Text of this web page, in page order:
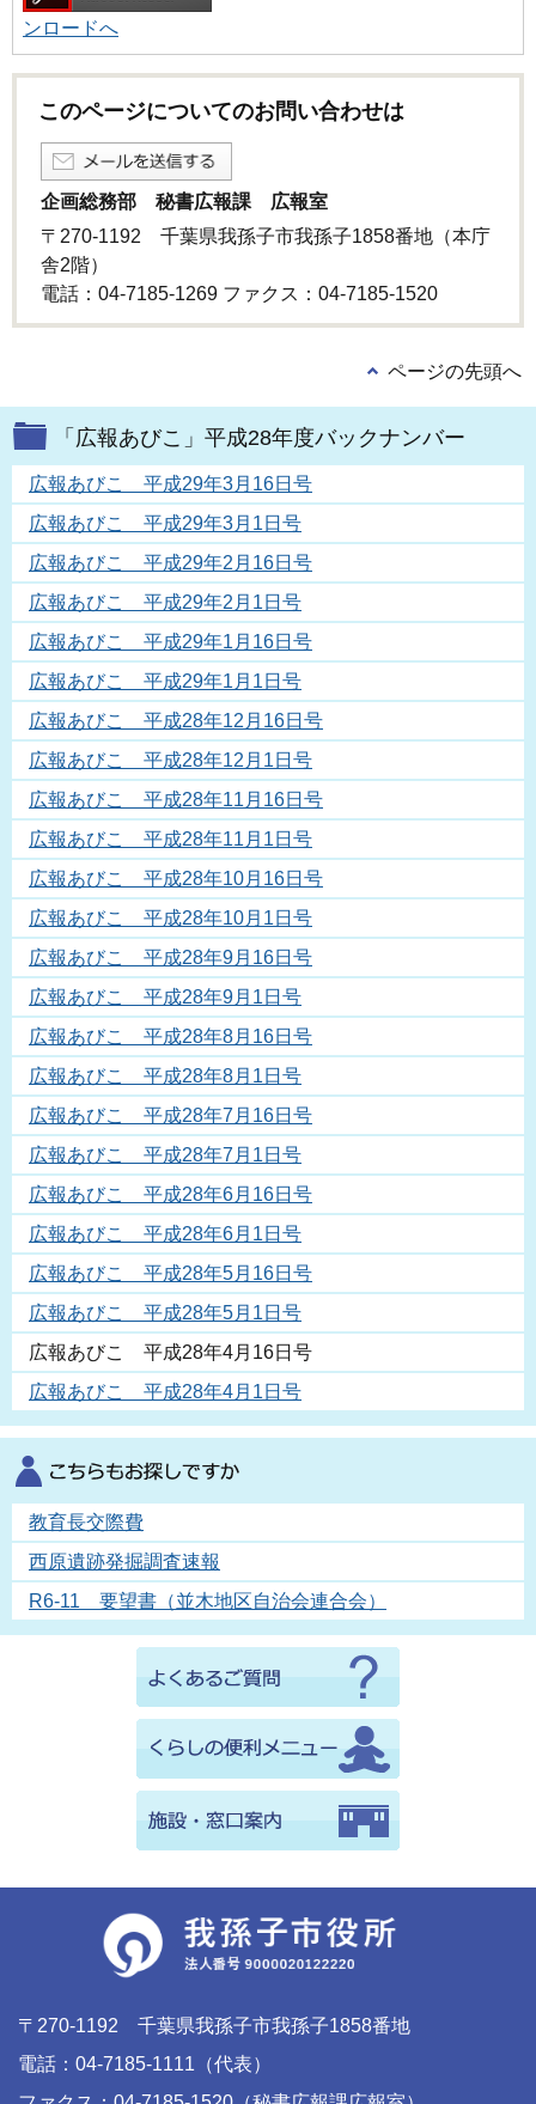
ンロードへ
このページについてのお問い合わせは
企画総務部 秘書広報課 広報室
〒270-1192 千葉県我孫子市我孫子1858番地（本庁
舎2階）
電話：04-7185-1269 ファクス：04-7185-1520
ページの先頭へ
「広報あびこ」平成28年度バックナンバー
広報あびこ 平成29年3月16日号
広報あびこ 平成29年3月1日号
広報あびこ 平成29年2月16日号
広報あびこ 平成29年2月1日号
広報あびこ 平成29年1月16日号
広報あびこ 平成29年1月1日号
広報あびこ 平成28年12月16日号
広報あびこ 平成28年12月1日号
広報あびこ 平成28年11月16日号
広報あびこ 平成28年11月1日号
広報あびこ 平成28年10月16日号
広報あびこ 平成28年10月1日号
広報あびこ 平成28年9月16日号
広報あびこ 平成28年9月1日号
広報あびこ 平成28年8月16日号
広報あびこ 平成28年8月1日号
広報あびこ 平成28年7月16日号
広報あびこ 平成28年7月1日号
広報あびこ 平成28年6月16日号
広報あびこ 平成28年6月1日号
広報あびこ 平成28年5月16日号
広報あびこ 平成28年5月1日号
広報あびこ 平成28年4月16日号
広報あびこ 平成28年4月1日号
教育長交際費
西原遺跡発掘調査速報
R6-11 要望書（並木地区自治会連合会）
〒270-1192 千葉県我孫子市我孫子1858番地
電話：04-7185-1111（代表）